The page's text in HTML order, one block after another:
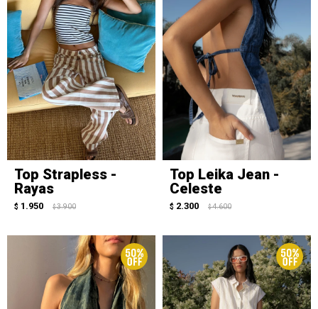
Top Strapless -
Rayas
$ 1.950 $ 3.900
Top Leika Jean -
Celeste
$ 2.300 $ 4.600